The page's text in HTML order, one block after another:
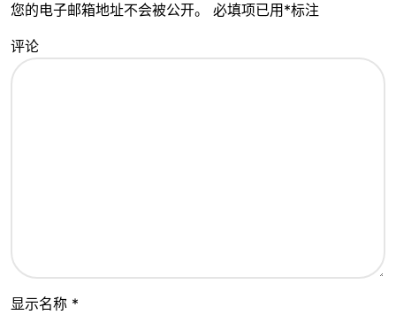
您的电子邮箱地址不会被公开。 必填项已用 *标注
评论
显示名称 *